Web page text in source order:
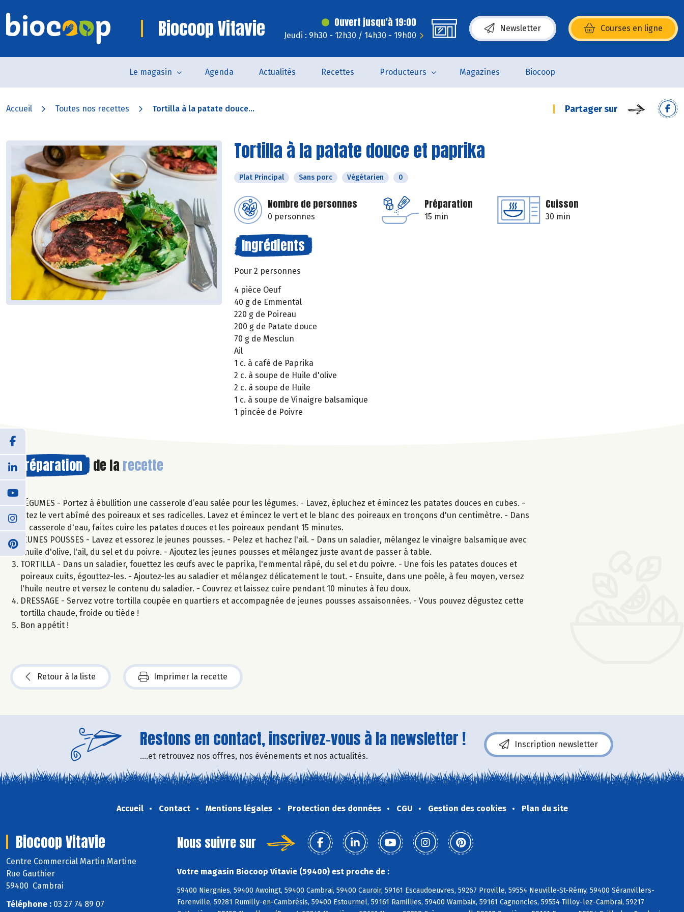
Biocoop Vitavie Ouvert jusqu'à 19:00
Jeudi : 9h30 - 12h30 / 14h30 - 19h00
Newsletter Courses en ligne
(s’ouvre dans une nouvelle fenêtre)
Le magasin Agenda Actualités Recettes Producteurs Magazines Biocoop
Accueil Toutes nos recettes Tortilla à la patate douce... Partager sur
Tortilla à la patate douce et paprika
Plat Principal Sans porc Végétarien 0
Nombre de personnes
0 personnes
Préparation
15 min
Cuisson
30 min
Ingrédients
Pour 2 personnes
4 pièce Oeuf
40 g de Emmental
220 g de Poireau
200 g de Patate douce
70 g de Mesclun
Ail
1 c. à café de Paprika
2 c. à soupe de Huile d'olive
2 c. à soupe de Huile
1 c. à soupe de Vinaigre balsamique
1 pincée de Poivre
Préparation de la recette
LÉGUMES - Portez à ébullition une casserole d’eau salée pour les légumes. - Lavez, épluchez et émincez les patates douces en cubes. -
Ôtez le vert abîmé des poireaux et ses radicelles. Lavez et émincez le vert et le blanc des poireaux en tronçons d'un centimètre. - Dans
la casserole d'eau, faites cuire les patates douces et les poireaux pendant 15 minutes.
JEUNES POUSSES - Lavez et essorez le jeunes pousses. - Pelez et hachez l'ail. - Dans un saladier, mélangez le vinaigre balsamique avec
l'huile d'olive, l'ail, du sel et du poivre. - Ajoutez les jeunes pousses et mélangez juste avant de passer à table.
TORTILLA - Dans un saladier, fouettez les œufs avec le paprika, l'emmental râpé, du sel et du poivre. - Une fois les patates douces et
poireaux cuits, égouttez-les. - Ajoutez-les au saladier et mélangez délicatement le tout. - Ensuite, dans une poêle, à feu moyen, versez
l'huile neutre et versez le contenu du saladier. - Couvrez et laissez cuire pendant 10 minutes à feu doux.
DRESSAGE - Servez votre tortilla coupée en quartiers et accompagnée de jeunes pousses assaisonnées. - Vous pouvez dégustez cette
tortilla chaude, froide ou tiède !
Bon appétit !
Retour à la liste Imprimer la recette
Restons en contact, inscrivez-vous à la newsletter !
....et retrouvez nos offres, nos événements et nos actualités.
Inscription newsletter
Accueil Contact Mentions légales Protection des données CGU Gestion des cookies Plan du site
Biocoop Vitavie
Centre Commercial Martin Martine
Rue Gauthier
59400 Cambrai
Téléphone : 03 27 74 89 07
Nous suivre sur
Votre magasin Biocoop Vitavie (59400) est proche de :
59400 Niergnies, 59400 Awoingt, 59400 Cambrai, 59400 Cauroir, 59161 Escaudoeuvres, 59267 Proville, 59554 Neuville-St-Rémy, 59400 Séranvillers-
Forenville, 59281 Rumilly-en-Cambrésis, 59400 Estourmel, 59161 Ramillies, 59400 Wambaix, 59161 Cagnoncles, 59554 Tilloy-lez-Cambrai, 59217